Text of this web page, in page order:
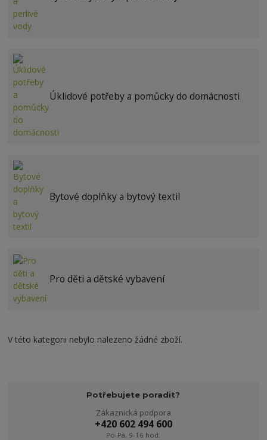
Úklidové potřeby a pomůcky do domácnosti
Bytové doplňky a bytový textil
Pro děti a dětské vybavení
V této kategorii nebylo nalezeno žádné zboží.
Potřebujete poradit?
Zákaznická podpora
+420 602 494 600
Po-Pá, 9-16 hod.